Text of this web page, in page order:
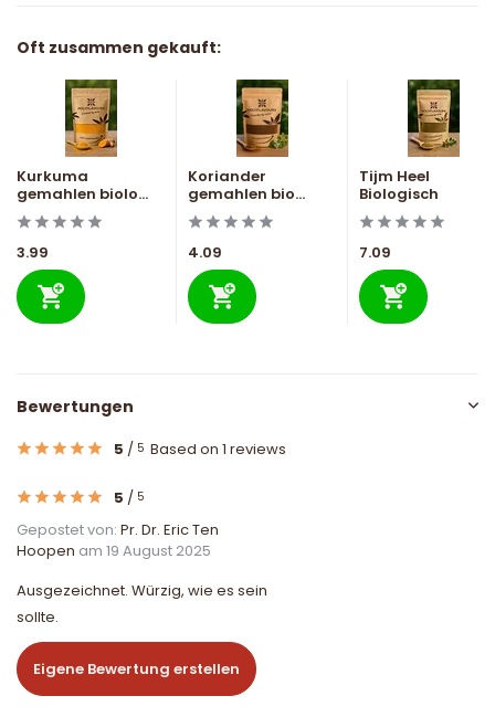
Oft zusammen gekauft:
Kurkuma
gemahlen biolo...
3.99
Koriander
gemahlen bio...
4.09
Tijm Heel
Biologisch
7.09
Bewertungen
5 / 5 Based on 1 reviews
5 / 5
Gepostet von: Pr. Dr. Eric Ten
Hoopen am 19 August 2025
Ausgezeichnet. Würzig, wie es sein
sollte.
Eigene Bewertung erstellen